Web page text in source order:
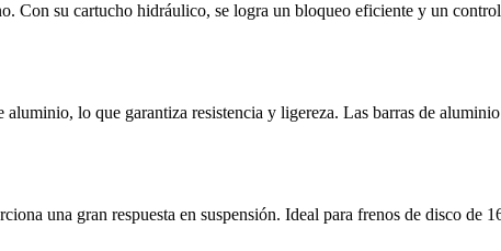
Con su cartucho hidráulico, se logra un bloqueo eficiente y un
lo que garantiza resistencia y ligereza. Las barras de
una gran respuesta en suspensión. Ideal para frenos de disco de